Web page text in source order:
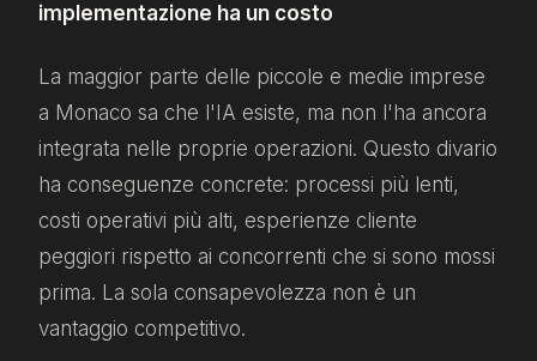
implementazione ha un costo
La maggior parte delle piccole e medie imprese
a Monaco sa che l'IA esiste, ma non l'ha ancora
integrata nelle proprie operazioni. Questo divario
ha conseguenze concrete: processi più lenti,
costi operativi più alti, esperienze cliente
peggiori rispetto ai concorrenti che si sono mossi
prima. La sola consapevolezza non è un
vantaggio competitivo.